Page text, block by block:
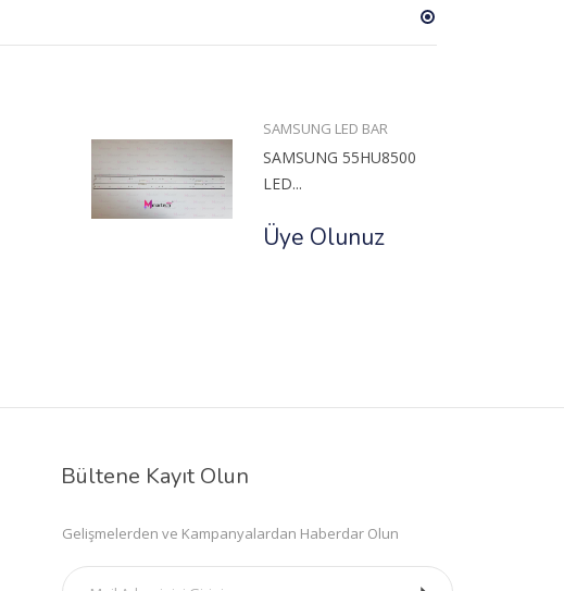
SAMSUNG LED BAR
SAMSUNG 55HU8500
LED...
Üye Olunuz
Bültene Kayıt Olun
Gelişmelerden ve Kampanyalardan Haberdar Olun